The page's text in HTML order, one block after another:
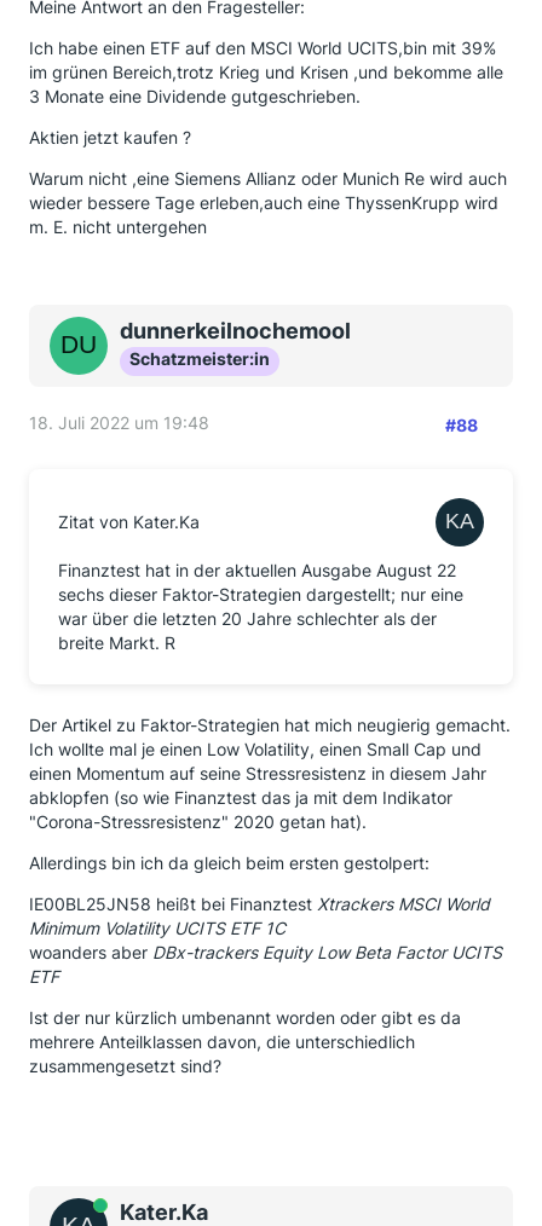
Meine Antwort an den Fragesteller:
Ich habe einen ETF auf den MSCI World UCITS,bin mit 39%
im grünen Bereich,trotz Krieg und Krisen ,und bekomme alle
3 Monate eine Dividende gutgeschrieben.
Aktien jetzt kaufen ?
Warum nicht ,eine Siemens Allianz oder Munich Re wird auch
wieder bessere Tage erleben,auch eine ThyssenKrupp wird
m. E. nicht untergehen
dunnerkeilnochemool
Schatzmeister:in
18. Juli 2022 um 19:48 #88
Zitat von Kater.Ka
Finanztest hat in der aktuellen Ausgabe August 22
sechs dieser Faktor-Strategien dargestellt; nur eine
war über die letzten 20 Jahre schlechter als der
breite Markt. R
Der Artikel zu Faktor-Strategien hat mich neugierig gemacht.
Ich wollte mal je einen Low Volatility, einen Small Cap und
einen Momentum auf seine Stressresistenz in diesem Jahr
abklopfen (so wie Finanztest das ja mit dem Indikator
"Corona-Stressresistenz" 2020 getan hat).
Allerdings bin ich da gleich beim ersten gestolpert:
IE00BL25JN58 heißt bei Finanztest Xtrackers MSCI World
Minimum Volatility UCITS ETF 1C
woanders aber DBx-trackers Equity Low Beta Factor UCITS
ETF
Ist der nur kürzlich umbenannt worden oder gibt es da
mehrere Anteilklassen davon, die unterschiedlich
zusammengesetzt sind?
OnlineKater.Ka